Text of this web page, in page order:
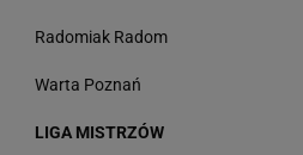
Radomiak Radom
Warta Poznań
LIGA MISTRZÓW